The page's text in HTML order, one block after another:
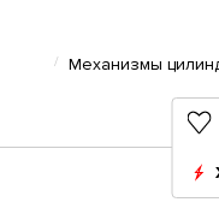
Механизмы